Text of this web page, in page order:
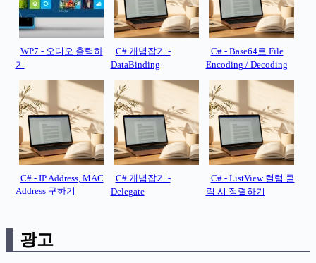
WP7 - 오디오 출력하
기
C# 개념잡기 -
DataBinding
C# - Base64로 File
Encoding / Decoding
C# - IP Address, MAC
Address 구하기
C# 개념잡기 -
Delegate
C# - ListView 컬럼 클
릭 시 정렬하기
광고